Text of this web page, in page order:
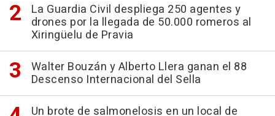
La Guardia Civil despliega 250 agentes y
drones por la llegada de 50.000 romeros al
Xiringüelu de Pravia
Walter Bouzán y Alberto Llera ganan el 88
Descenso Internacional del Sella
Un brote de salmonelosis en un local de